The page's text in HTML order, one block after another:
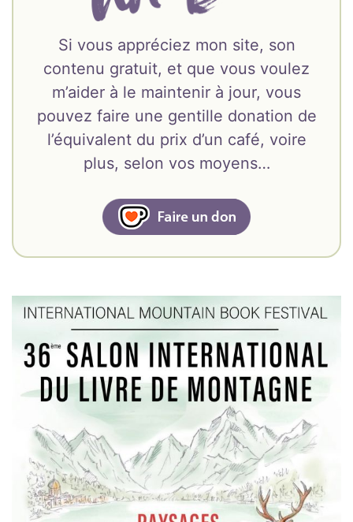
Si vous appréciez mon site, son
contenu gratuit, et que vous voulez
m’aider à le maintenir à jour, vous
pouvez faire une gentille donation de
l’équivalent du prix d’un café, voire
plus, selon vos moyens…